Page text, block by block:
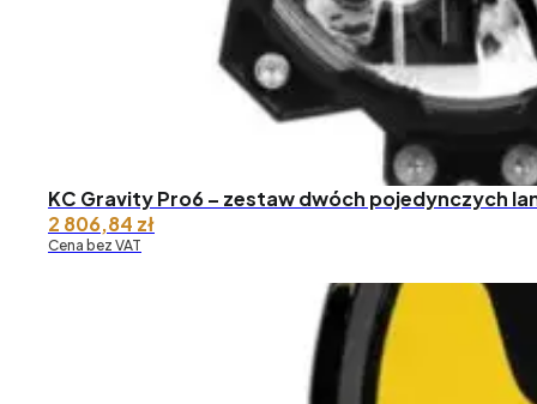
KC Gravity Pro6 – zestaw dwóch pojedynczych
2 806,84 zł
Cena bez VAT